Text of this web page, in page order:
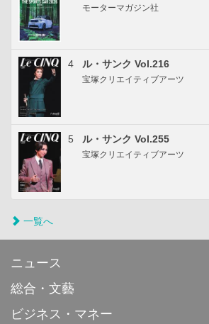
モーターマガジン社
4 ル・サンク Vol.216
宝塚クリエイティブアーツ
5 ル・サンク Vol.255
宝塚クリエイティブアーツ
一覧へ
ニュース
総合・文藝
ビジネス・マネー